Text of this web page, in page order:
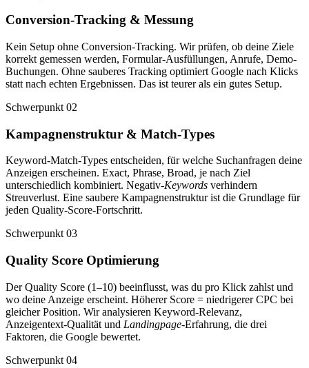
Conversion-Tracking & Messung
Kein Setup ohne Conversion-Tracking. Wir prüfen, ob deine Ziele
korrekt gemessen werden, Formular-Ausfüllungen, Anrufe, Demo-
Buchungen. Ohne sauberes Tracking optimiert Google nach Klicks
statt nach echten Ergebnissen. Das ist teurer als ein gutes Setup.
Schwerpunkt 02
Kampagnenstruktur & Match-Types
Keyword-Match-Types entscheiden, für welche Suchanfragen deine
Anzeigen erscheinen. Exact, Phrase, Broad, je nach Ziel
unterschiedlich kombiniert. Negativ-Keywords verhindern
Streuverlust. Eine saubere Kampagnenstruktur ist die Grundlage für
jeden Quality-Score-Fortschritt.
Schwerpunkt 03
Quality Score Optimierung
Der Quality Score (1–10) beeinflusst, was du pro Klick zahlst und
wo deine Anzeige erscheint. Höherer Score = niedrigerer CPC bei
gleicher Position. Wir analysieren Keyword-Relevanz,
Anzeigentext-Qualität und Landingpage-Erfahrung, die drei
Faktoren, die Google bewertet.
Schwerpunkt 04